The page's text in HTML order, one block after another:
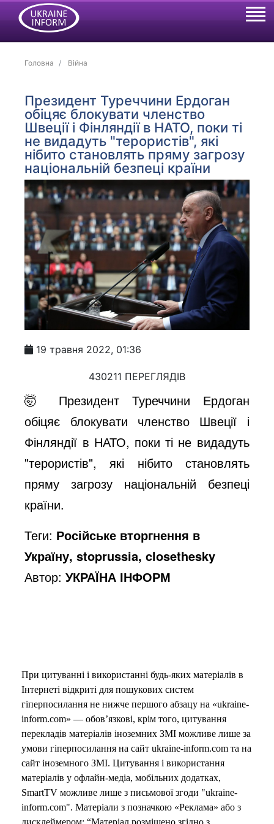
Головна Війна
Президент Туреччини Ердоган
обіцяє блокувати членство
Швеції і Фінляндії в НАТО, поки ті
не видадуть "терористів", які
нібито становлять пряму загрозу
національній безпеці країни
19 травня 2022, 01:36
430211 ПЕРЕГЛЯДІВ
🤯 Президент Туреччини Ердоган
обіцяє блокувати членство Швеції і
Фінляндії в НАТО, поки ті не видадуть
"терористів", які нібито становлять
пряму загрозу національній безпеці
країни.
Теги: Російське вторгнення в
Україну, stoprussia, closethesky
Автор:УКРАЇНА ІНФОРМ
При цитуванні і використанні будь-яких матеріалів в
Інтернеті відкриті для пошукових систем
гіперпосилання не нижче першого абзацу на «ukraine-
inform.com» — обов’язкові, крім того, цитування
перекладів матеріалів іноземних ЗМІ можливе лише за
умови гіперпосилання на сайт ukraine-inform.com та на
сайт іноземного ЗМІ. Цитування і використання
матеріалів у офлайн-медіа, мобільних додатках,
SmartTV можливе лише з письмової згоди "ukraine-
inform.com". Матеріали з позначкою «Реклама» або з
дисклеймером: “Матеріал розміщено згідно з